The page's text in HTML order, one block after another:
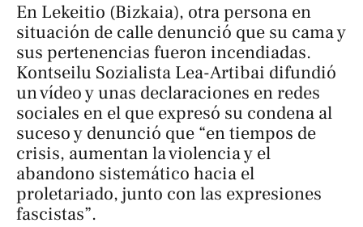
En Lekeitio (Bizkaia), otra persona en
situación de calle denunció que su cama y
sus pertenencias fueron incendiadas.
Kontseilu Sozialista Lea-Artibai difundió
un vídeo y unas declaraciones en redes
sociales en el que expresó su condena al
suceso y denunció que “en tiempos de
crisis, aumentan la violencia y el
abandono sistemático hacia el
proletariado, junto con las expresiones
fascistas”.